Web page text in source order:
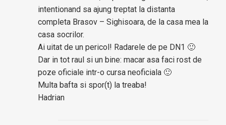
intentionand sa ajung treptat la distanta
completa Brasov – Sighisoara, de la casa mea la
casa socrilor.
Ai uitat de un pericol! Radarele de pe DN1 🙂
Dar in tot raul si un bine: macar asa faci rost de
poze oficiale intr-o cursa neoficiala 🙂
Multa bafta si spor(t) la treaba!
Hadrian